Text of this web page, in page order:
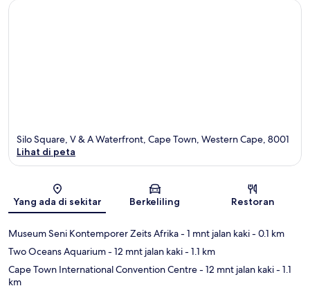
Peta
Silo Square, V & A Waterfront, Cape Town, Western Cape, 8001
Lihat di peta
Yang ada di sekitar Berkeliling Restoran
Museum Seni Kontemporer Zeits Afrika- 1 mnt jalan kaki- 0.1 km
Two Oceans Aquarium- 12 mnt jalan kaki- 1.1 km
Cape Town International Convention Centre- 12 mnt jalan kaki- 1.1
km